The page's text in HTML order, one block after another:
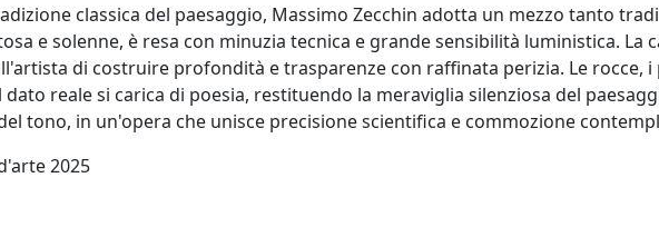
classica del paesaggio, Massimo Zecchin adotta un mezzo tanto
e solenne, è resa con minuzia tecnica e grande sensibilità luministica. La
di costruire profondità e trasparenze con raffinata perizia. Le rocce,
reale si carica di poesia, restituendo la meraviglia silenziosa del
tono, in un'opera che unisce precisione scientifica e commozione
2025